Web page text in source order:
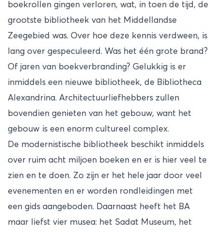
boekrollen gingen verloren, wat, in toen de tijd, de
grootste bibliotheek van het Middellandse
Zeegebied was. Over hoe deze kennis verdween, is
lang over gespeculeerd. Was het één grote brand?
Of jaren van boekverbranding? Gelukkig is er
inmiddels een nieuwe bibliotheek, de Bibliotheca
Alexandrina. Architectuurliefhebbers zullen
bovendien genieten van het gebouw, want het
gebouw is een enorm cultureel complex.
De modernistische bibliotheek beschikt inmiddels
over ruim acht miljoen boeken en er is hier veel te
zien en te doen. Zo zijn er het hele jaar door veel
evenementen en er worden rondleidingen met
een gids aangeboden. Daarnaast heeft het BA
maar liefst vier musea: het Sadat Museum, het